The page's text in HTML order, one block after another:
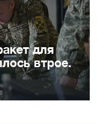
для
втрое.